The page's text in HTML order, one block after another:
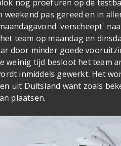
nog proefuren op de
weekend pas gereed en in
'verscheept'
team op maandag en
door minder goede
weinig tijd besloot het team
inmiddels gewerkt. Het
uit Duitsland want zoals
plaatsen.